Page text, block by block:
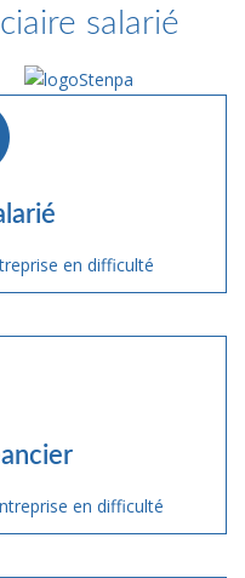
salarié
en difficulté
en difficulté